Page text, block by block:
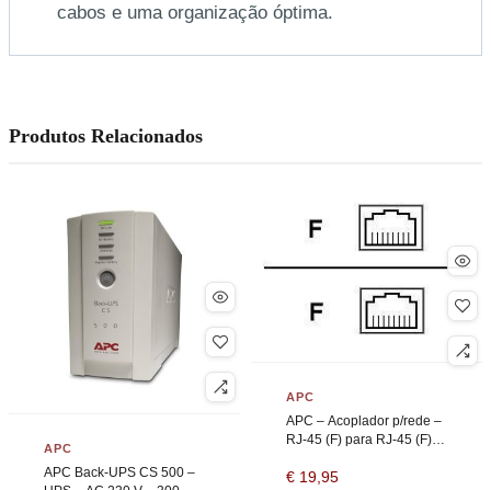
cabos e uma organização óptima.
Produtos Relacionados
APC
APC Back-UPS CS 500 –
APC
APC – Acoplador p/rede –
RJ-45 (F) para RJ-45 (F) –
€ 19,95